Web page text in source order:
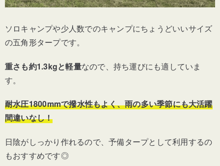
ソロキャンプや少人数でのキャンプにちょうどいいサイズ
の五角形タープです。
重さも約1.3kgと軽量なので、持ち運びにも適していま
す。
耐水圧1800mmで撥水性もよく、雨の多い季節にも大活躍
間違いなし！
日陰がしっかり作れるので、予備タープとして利用するの
もおすすめです◎